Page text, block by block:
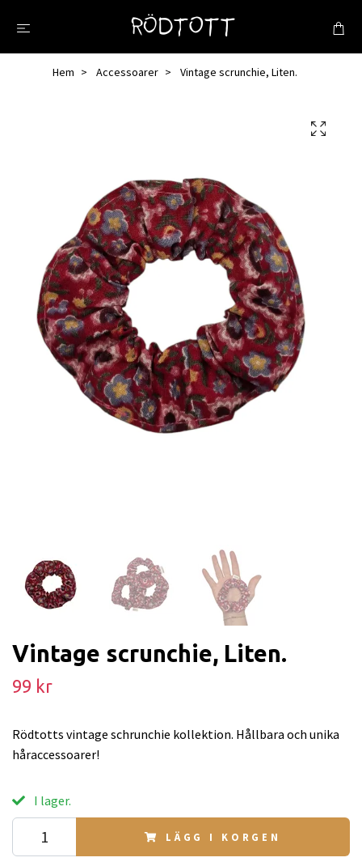
Hem Accessoarer Vintage scrunchie, Liten.
Vintage scrunchie, Liten.
99 kr
Rödtotts vintage schrunchie kollektion. Hållbara och unika
håraccessoarer!
I lager.
LÄGG I KORGEN